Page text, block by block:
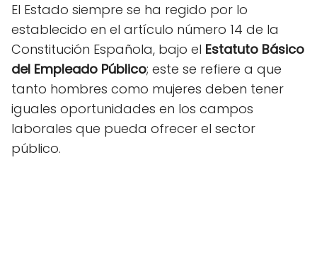
El Estado siempre se ha regido por lo
establecido en el artículo número 14 de la
Constitución Española, bajo el Estatuto Básico
del Empleado Público; este se refiere a que
tanto hombres como mujeres deben tener
iguales oportunidades en los campos
laborales que pueda ofrecer el sector
público.